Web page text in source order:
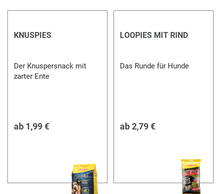
KNUSPIES
Der Knuspersnack mit
zarter Ente
ab 1,99 €
LOOPIES MIT RIND
Das Runde für Hunde
ab2,79 €